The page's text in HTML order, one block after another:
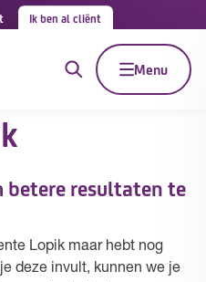
Ik ben al cliënt
Menu
betere resultaten te
Lopik maar hebt nog
deze invult, kunnen we je